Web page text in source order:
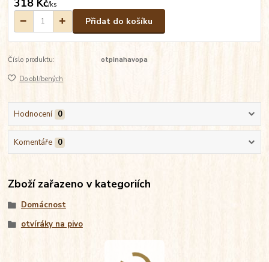
318 Kč/ks
Přidat do košíku
Číslo produktu: otpinahavopa
Do oblíbených
Hodnocení 0
Komentáře 0
Zboží zařazeno v kategoriích
Domácnost
otvíráky na pivo